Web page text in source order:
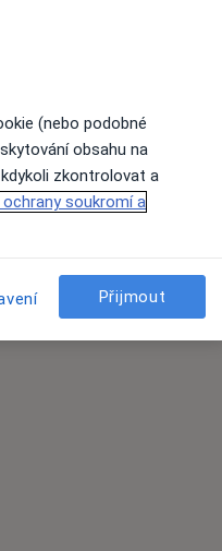
(nebo podobné
obsahu na
zkontrolovat a
soukromí a
Přijmout